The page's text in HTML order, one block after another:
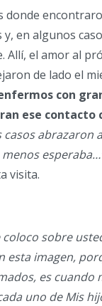
donde
en algunos
Allí, el amor al
de lado el
con
ese contacto
casos abrazaron
visita.
coloco sobre
esta imagen,
es cuando
uno de Mis